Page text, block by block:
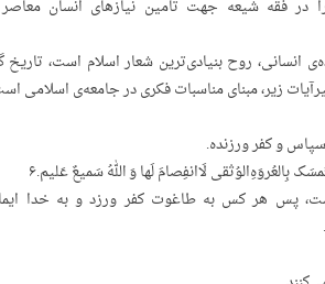
در فقه‌ شیعه‌ جهت‌ تامین‌ نیازهای‌ انسان‌
روح‌ بنیادی‌ترین‌ شعار اسلام‌ است،
زیر، مبنای‌ مناسبات‌ فکری‌ در جامعه‌ی‌ اسلامی‌
و کفر ورزنده.
بِالعُروَهِ‌الوُثقی‌ لَاانفِصامَ‌ لَها وَ‌ اللهُ‌ سَمیعٌ‌ عَلیم.۶
پس‌ هر کس‌ به‌ طاغوت‌ کفر ورزد و به‌ خدا